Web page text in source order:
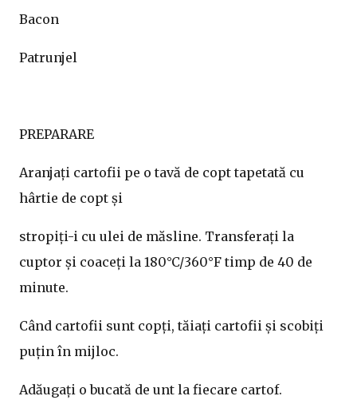
Bacon
Patrunjel
PREPARARE
Aranjați cartofii pe o tavă de copt tapetată cu
hârtie de copt și
stropiți-i cu ulei de măsline. Transferați la
cuptor și coaceți la 180°C/360°F timp de 40 de
minute.
Când cartofii sunt copți, tăiați cartofii și scobiți
puțin în mijloc.
Adăugați o bucată de unt la fiecare cartof.